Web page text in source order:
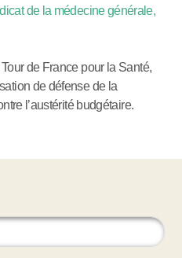
de la médecine générale,
de France pour la Santé,
de défense de la
l’austérité budgétaire.